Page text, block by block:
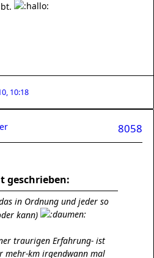
10:18
8058
geschrieben:
in Ordnung und jeder so
kann)
traurigen Erfahrung- ist
mehr-km irgendwann mal